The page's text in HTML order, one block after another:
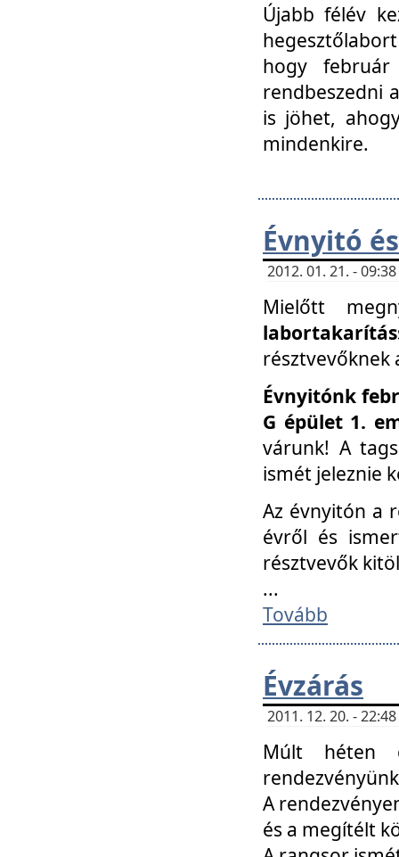
Újabb félév
hogy
rendbeszedni
is jöhet,
mindenkire.
Évnyitó
2012. 01. 21. -
Mielőtt
labortakarítás
résztvevőknek
Évnyitónk
G épület 1.
várunk! A
ismét jeleznie
Az évnyitón a
évről és
résztvevők
...
Tovább
Évzárás
2011. 12. 20. -
Múlt héten
A
és a megítélt